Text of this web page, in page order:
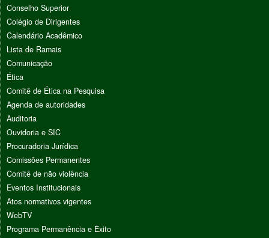
Conselho Superior
Colégio de Dirigentes
Calendário Acadêmico
Lista de Ramais
Comunicação
Ética
Comitê de Ética na Pesquisa
Agenda de autoridades
Auditoria
Ouvidoria e SIC
Procuradoria Jurídica
Comissões Permanentes
Comitê de não violência
Eventos Institucionais
Atos normativos vigentes
WebTV
Programa Permanência e Êxito